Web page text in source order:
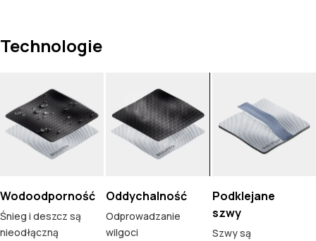
Technologie
Wodoodporność
Śnieg i deszcz są
nieodłączną
Oddychalność
Odprowadzanie
wilgoci
Podklejane
szwy
Szwy są